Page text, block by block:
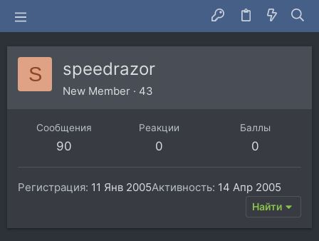
S speedrazor
New Member · 43
Сообщения
90
Реакции
0
Баллы
0
Регистрация 11 Янв 2005Активность 14 Апр 2005
Найти